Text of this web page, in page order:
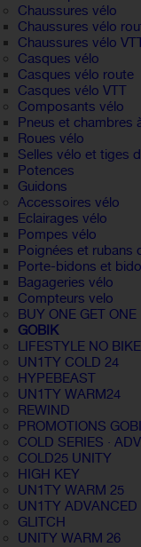
Chaussures vélo
Chaussures vélo
Chaussures vélo
Casques vélo
Casques vélo route
Casques vélo VTT
Composants vélo
Pneus et chambres
Roues vélo
Selles vélo et tiges
Potences
Guidons
Accessoires vélo
Eclairages vélo
Pompes vélo
Poignées et rubans
Porte-bidons et
Bagageries vélo
Compteurs velo
BUY ONE GET
GOBIK
LIFESTYLE NO
UN1TY COLD 24
HYPEBEAST
UN1TY WARM24
REWIND
PROMOTIONS
COLD SERIES ·
COLD25 UNITY
HIGH KEY
UN1TY WARM 25
UN1TY
GLITCH
UNITY WARM 26